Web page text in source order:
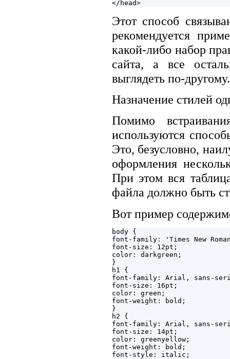
Этот способ
рекомендуется
какой-либо набор
сайта, а все
выглядеть по-другому.
Назначение стилей
Помимо
используются
Это, безусловно,
оформления
При этом вся
файла должно быть
Вот пример
body {
font-family: 'Times New
font-size: 12pt;
color: darkgreen;
}
h1 {
font-family: Arial, sans-
font-size: 16pt;
color: green;
font-weight: bold;
}
h2 {
font-family: Arial, sans-
font-size: 14pt;
color: greenyellow;
font-weight: bold;
font-style: italic;